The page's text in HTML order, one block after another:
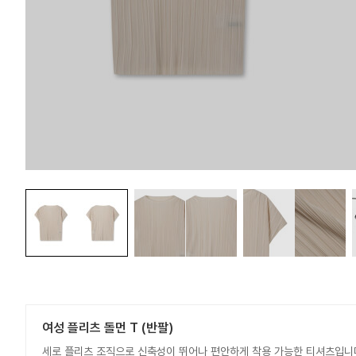
여성 플리츠 돌먼 T (반팔)
세로 플리츠 조직으로 신축성이 뛰어나 편안하게 착용 가능한 티셔츠입